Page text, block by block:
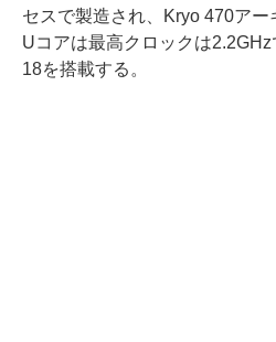
セスで製造され、Kryo 470ア
Uコアは最高クロックは
18を搭載する。